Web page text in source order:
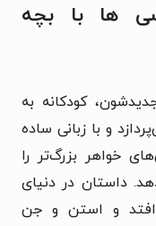
ها با بچه
کودکانه به
و با زبانی ساده
خواهر بزرگ‌تر را
داستان در دنیای
و استن و جن